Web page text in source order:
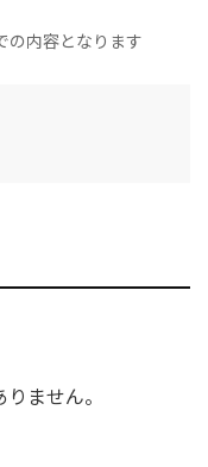
の内容となります
ません。